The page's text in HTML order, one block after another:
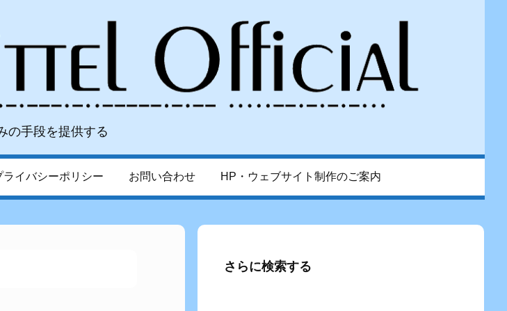
の手段を提供する
ライバシーポリシー お問い合わせ HP・ウェブサイト制作のご案内
さらに検索する